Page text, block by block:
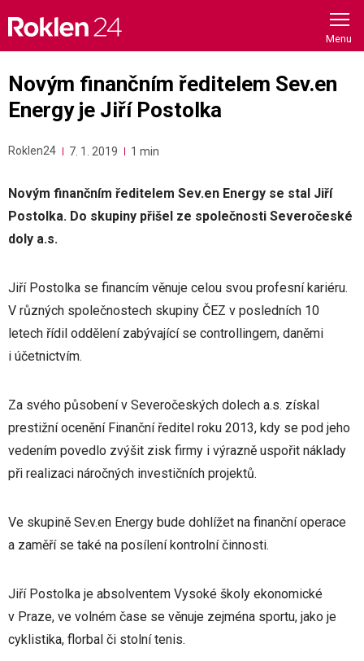
content
Novým finančním ředitelem Sev.en
Energy je Jiří Postolka
Roklen24 7. 1. 2019 1 min
Novým finančním ředitelem Sev.en Energy se stal Jiří
Postolka. Do skupiny přišel ze společnosti Severočeské
doly a.s.
Jiří Postolka se financím věnuje celou svou profesní kariéru.
V různých společnostech skupiny ČEZ v posledních 10
letech řídil oddělení zabývající se controllingem, daněmi
i účetnictvím.
Za svého působení v Severočeských dolech a.s. získal
prestižní ocenění Finanční ředitel roku 2013, kdy se pod jeho
vedením povedlo zvýšit zisk firmy i výrazně uspořit náklady
při realizaci náročných investičních projektů.
Ve skupině Sev.en Energy bude dohlížet na finanční operace
a zaměří se také na posílení kontrolní činnosti.
Jiří Postolka je absolventem Vysoké školy ekonomické
v Praze, ve volném čase se věnuje zejména sportu, jako je
cyklistika, florbal či stolní tenis.